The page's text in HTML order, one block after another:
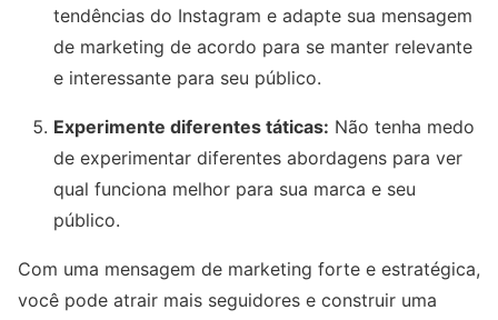
tendências do Instagram e adapte sua mensagem
de marketing de acordo para se manter relevante
e interessante para seu público.
Experimente diferentes táticas: Não tenha medo
de experimentar diferentes abordagens para ver
qual funciona melhor para sua marca e seu
público.
Com uma mensagem de marketing forte e estratégica,
você pode atrair mais seguidores e construir uma